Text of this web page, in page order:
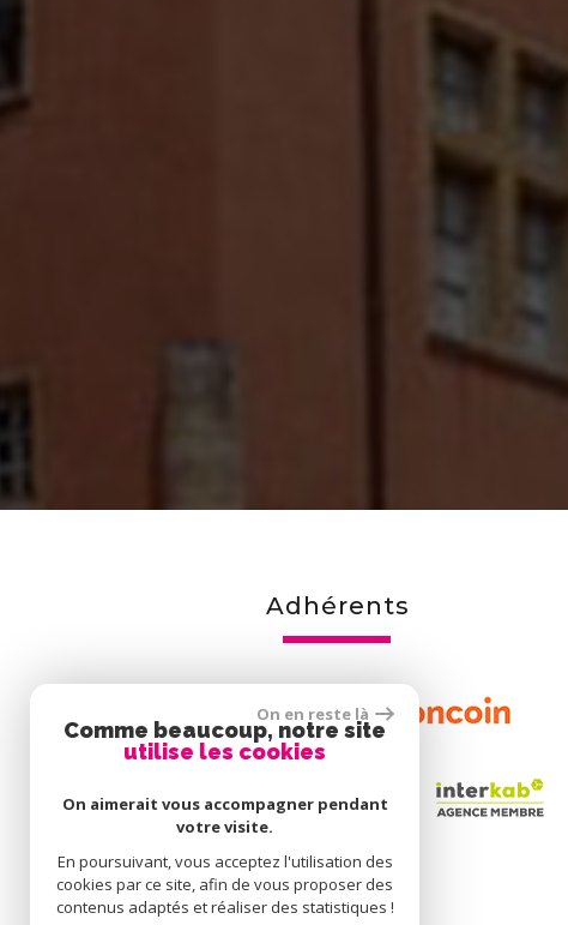
adhérents
On en reste là
Comme beaucoup, notre site
utilise les cookies
On aimerait vous accompagner pendant
votre visite.
En poursuivant, vous acceptez l'utilisation des
cookies par ce site, afin de vous proposer des
contenus adaptés et réaliser des statistiques !